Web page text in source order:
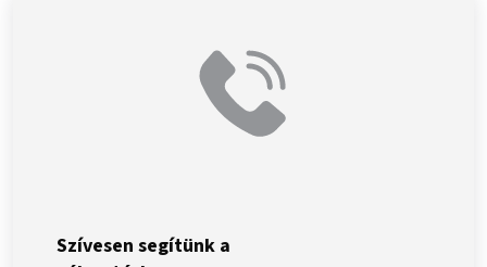
Szívesen segítünk a